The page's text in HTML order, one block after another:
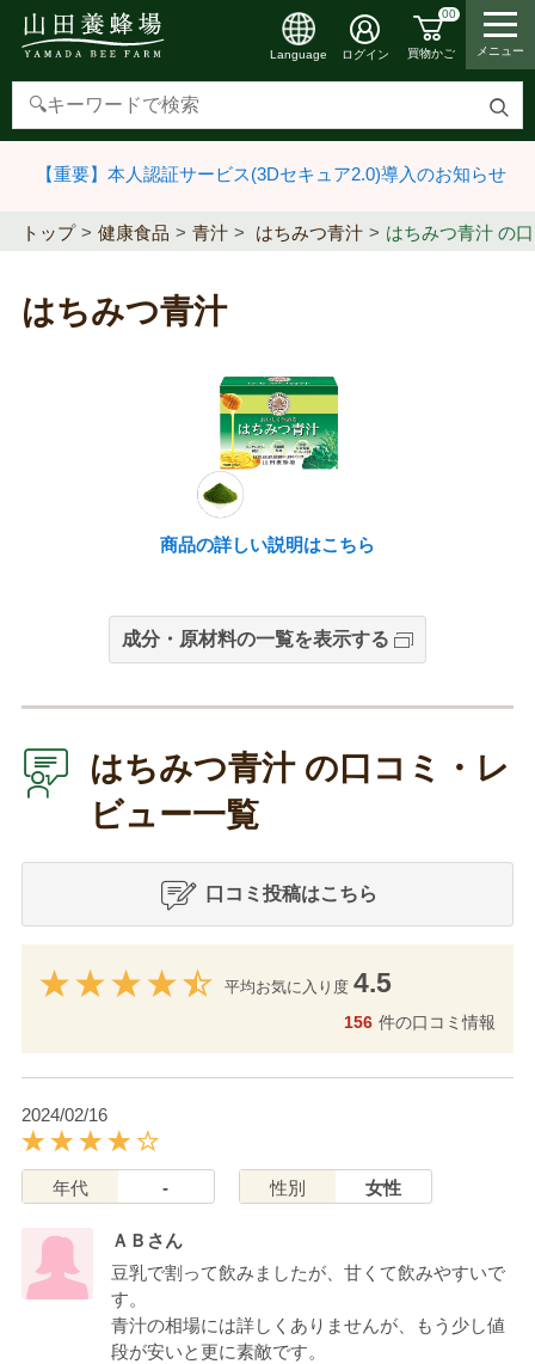
検
す
Language ログイン
00
買物かご メニュー
【重要】本人認証サービス(3Dセキュア2.0)導入のお知らせ
トップ 健康食品 青汁 はちみつ青汁 はちみつ青汁 の
はちみつ青汁
商品の詳しい説明はこちら
成分・原材料の一覧を表示する
はちみつ青汁 の口コミ・レ
ビュー一覧
口コミ投稿はこちら
平均お気に入り度 4.5
156 件の口コミ情報
2024/02/16
年代 - 性別 女性
ＡＢさん
豆乳で割って飲みましたが、甘くて飲みやすいで
す。
青汁の相場には詳しくありませんが、もう少し値
段が安いと更に素敵です。